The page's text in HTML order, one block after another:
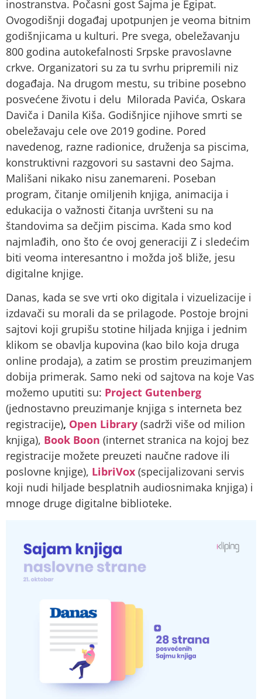
inostranstva. Počasni gost Sajma je Egipat.
Ovogodišnji događaj upotpunjen je veoma bitnim
godišnjicama u kulturi. Pre svega, obeležavanju
800 godina autokefalnosti Srpske pravoslavne
crkve. Organizatori su za tu svrhu pripremili niz
događaja. Na drugom mestu, su tribine posebno
posvećene životu i delu Milorada Pavića, Oskara
Daviča i Danila Kiša. Godišnjice njihove smrti se
obeležavaju cele ove 2019 godine. Pored
navedenog, razne radionice, druženja sa piscima,
konstruktivni razgovori su sastavni deo Sajma.
Mališani nikako nisu zanemareni. Poseban
program, čitanje omiljenih knjiga, animacija i
edukacija o važnosti čitanja uvršteni su na
štandovima sa dečjim piscima. Kada smo kod
najmlađih, ono što će ovoj generaciji Z i sledećim
biti veoma interesantno i možda još bliže, jesu
digitalne knjige.
Danas, kada se sve vrti oko digitala i vizuelizacije i
izdavači su morali da se prilagode. Postoje brojni
sajtovi koji grupišu stotine hiljada knjiga i jednim
klikom se obavlja kupovina (kao bilo koja druga
online prodaja), a zatim se prostim preuzimanjem
dobija primerak. Samo neki od sajtova na koje Vas
možemo uputiti su: Project Gutenberg
(jednostavno preuzimanje knjiga s interneta bez
registracije), Open Library (sadrži više od milion
knjiga), Book Boon (internet stranica na kojoj bez
registracije možete preuzeti naučne radove ili
poslovne knjige), LibriVox (specijalizovani servis
koji nudi hiljade besplatnih audiosnimaka knjiga) i
mnoge druge digitalne biblioteke.